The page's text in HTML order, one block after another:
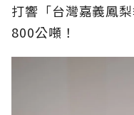
打響「台灣嘉義鳳
800公噸！